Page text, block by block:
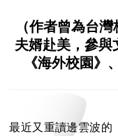
（作者曾為台
夫婿赴美，參與
《海外校園》
最近又重讀邊雲波的